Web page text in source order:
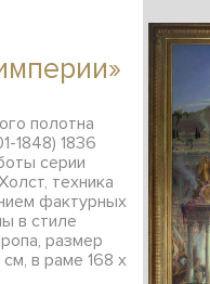
полотна
1848) 1836
серии
техника
фактурных
в стиле
размер
в раме 168 х